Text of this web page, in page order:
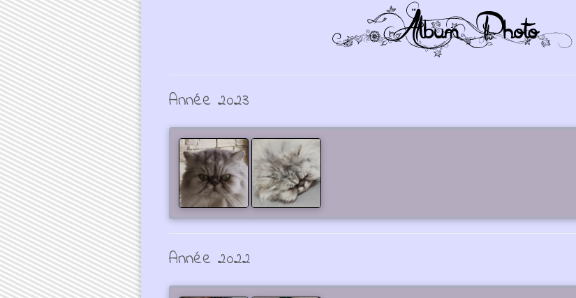
Année 2023
Année 2022